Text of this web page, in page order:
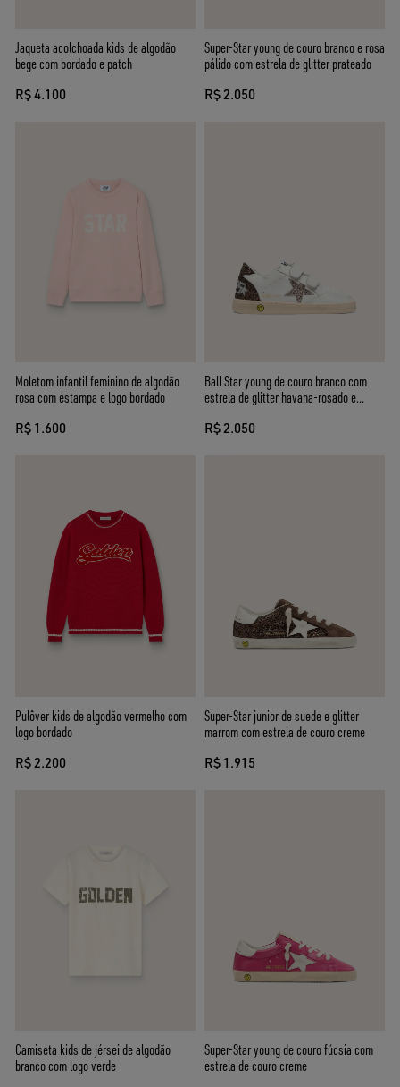
Jaqueta acolchoada kids de algodão
bege com bordado e patch
R$ 4.100
Super-Star young de couro branco e rosa
pálido com estrela de glitter prateado
R$ 2.050
Moletom infantil feminino de algodão
rosa com estampa e logo bordado
R$ 1.600
Ball Star young de couro branco com
estrela de glitter havana-rosado e
R$ 2.050
Pulôver kids de algodão vermelho com
logo bordado
R$ 2.200
Super-Star junior de suede e glitter
marrom com estrela de couro creme
R$ 1.915
Camiseta kids de jérsei de algodão
branco com logo verde
Super-Star young de couro fúcsia com
estrela de couro creme